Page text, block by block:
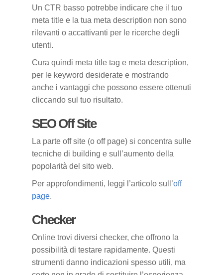
Un CTR basso potrebbe indicare che il tuo
meta title e la tua meta description non sono
rilevanti o accattivanti per le ricerche degli
utenti.
Cura quindi meta title tag e meta description,
per le keyword desiderate e mostrando
anche i vantaggi che possono essere ottenuti
cliccando sul tuo risultato.
SEO Off Site
La parte off site (o off page) si concentra sulle
tecniche di building e sull’aumento della
popolarità del sito web.
Per approfondimenti, leggi l’articolo sull’off
page.
Checker
Online trovi diversi checker, che offrono la
possibilità di testare rapidamente. Questi
strumenti danno indicazioni spesso utili, ma